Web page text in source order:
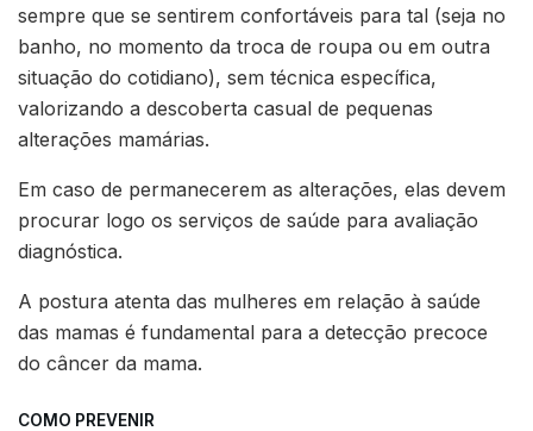
sempre que se sentirem confortáveis para tal (seja no
banho, no momento da troca de roupa ou em outra
situação do cotidiano), sem técnica específica,
valorizando a descoberta casual de pequenas
alterações mamárias.
Em caso de permanecerem as alterações, elas devem
procurar logo os serviços de saúde para avaliação
diagnóstica.
A postura atenta das mulheres em relação à saúde
das mamas é fundamental para a detecção precoce
do câncer da mama.
COMO PREVENIR